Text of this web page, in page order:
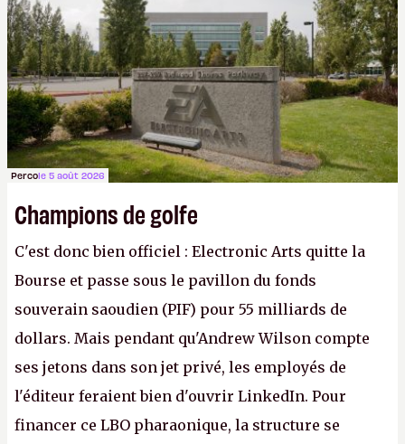
apprendra aux petits malins qu'on ne braque pas
Gabe Newell aussi facilement.P.
Percole 5 août 2026
Champions de golfe
C'est donc bien officiel : Electronic Arts quitte la
Bourse et passe sous le pavillon du fonds
souverain saoudien (PIF) pour 55 milliards de
dollars. Mais pendant qu'Andrew Wilson compte
ses jetons dans son jet privé, les employés de
l'éditeur feraient bien d'ouvrir LinkedIn. Pour
financer ce LBO pharaonique, la structure se